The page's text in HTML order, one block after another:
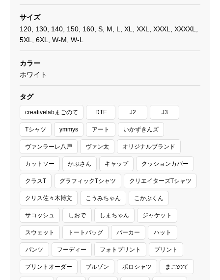
サイズ
120, 130, 140, 150, 160, S, M, L, XL, XXL, XXXL, XXXXL,
5XL, 6XL, W-M, W-L
カラー
ホワイト
タグ
creativelabまごのて DTF J2 J3
Tシャツ ymmys アート いかずきんズ
ヴァンラーレ八戸 ヴァン太 オリジナルブランド
カットソー かぶさん キャップ クッションカバー
クラスT グラフィックTシャツ クリエイターズTシャツ
クリス佐々木博文 こうみちゃん こかぶくん
サコッシュ しおで しまちゃん ジャケット
スウェット トートバッグ パーカー ハット
パンツ フーディー フォトプリント プリント
プリントオーダー ブルゾン ポロシャツ まごのて